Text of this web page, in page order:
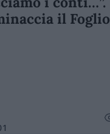
il Foglio